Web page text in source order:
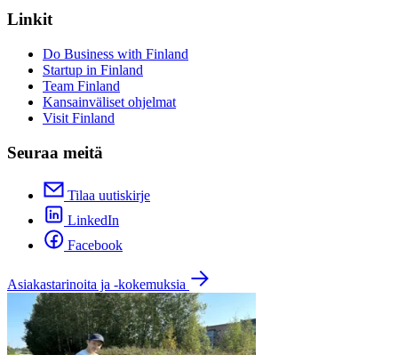
Linkit
Do Business with Finland
Startup in Finland
Team Finland
Kansainväliset ohjelmat
Visit Finland
Seuraa meitä
Tilaa uutiskirje
LinkedIn
Facebook
Asiakastarinoita ja -kokemuksia